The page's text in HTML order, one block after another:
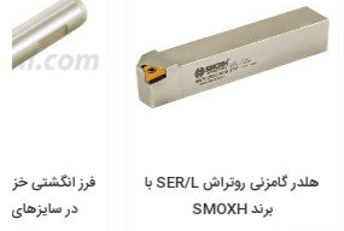
فرز انگشتی خزینه زن الماس خور
در سایزهای مختلف با برند
16 با برند SMOXH